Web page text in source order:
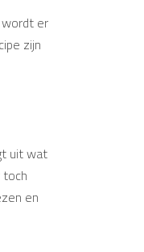
er
zijn
uit wat
en